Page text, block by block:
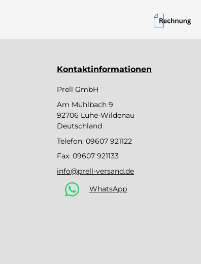
Kontaktinformationen
Prell GmbH
Am Mühlbach 9
92706 Luhe-Wildenau
Deutschland
Telefon: 09607 921122
Fax: 09607 921133
info@prell-versand.de
WhatsApp